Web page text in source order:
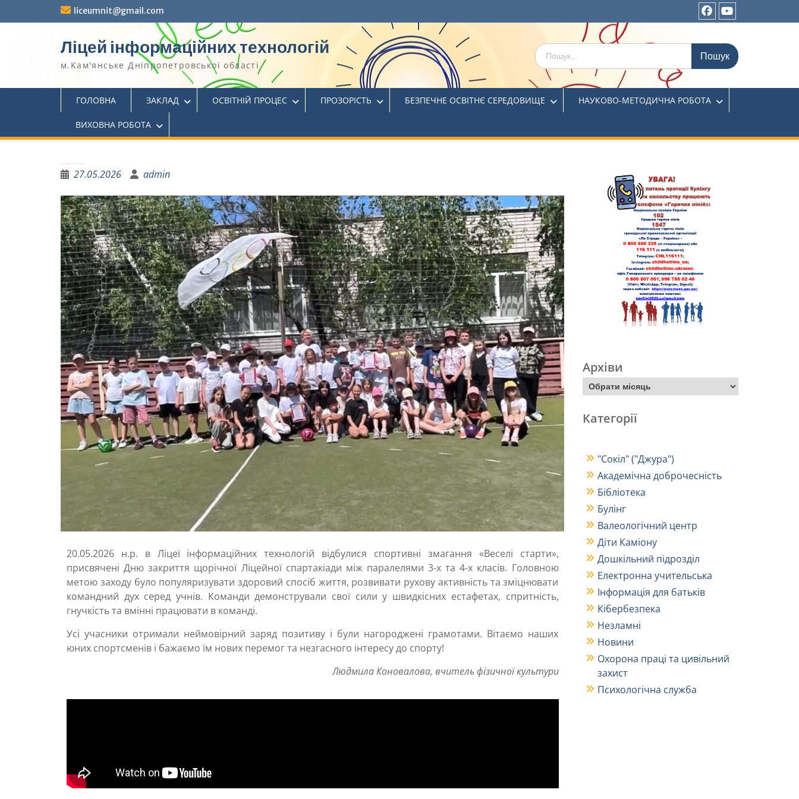
liceumnit@gmail.com
Ліцей інформаційних технологій
м.Кам'янське Дніпропетровської області
ГОЛОВНА ЗАКЛАД ОСВІТНІЙ ПРОЦЕС ПРОЗОРІСТЬ БЕЗПЕЧНЕ ОСВІТНЄ СЕРЕДОВИЩЕ НАУКОВО-МЕТОДИЧНА РОБОТА
ВИХОВНА РОБОТА
27.05.2026 admin
20.05.2026 н.р. в Ліцеї інформаційних технологій відбулися спортивні змагання «Веселі старти»,
присвячені Дню закриття щорічної Ліцейної спартакіади між паралелями 3-х та 4-х класів. Головною
метою заходу було популяризувати здоровий спосіб життя, розвивати рухову активність та зміцнювати
командний дух серед учнів. Команди демонстрували свої сили у швидкісних естафетах, спритність,
гнучкість та вмінні працювати в команді.
Усі учасники отримали неймовірний заряд позитиву і були нагороджені грамотами. Вітаємо наших
юних спортсменів і бажаємо їм нових перемог та незгасного інтересу до спорту!
Людмила Коновалова, вчитель фізичної культури
Архіви
Категорії
"Сокіл" ("Джура")
Академічна доброчесність
Бібліотека
Булінг
Валеологічний центр
Діти Каміону
Дошкільний підрозділ
Електронна учительська
Інформація для батьків
Кібербезпека
Незламні
Новини
Охорона праці та цивільний
захист
Психологічна служба